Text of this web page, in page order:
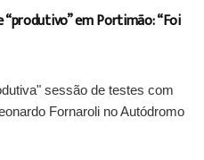
em Portimão: “Foi
sessão de testes com
Fornaroli no Autódromo